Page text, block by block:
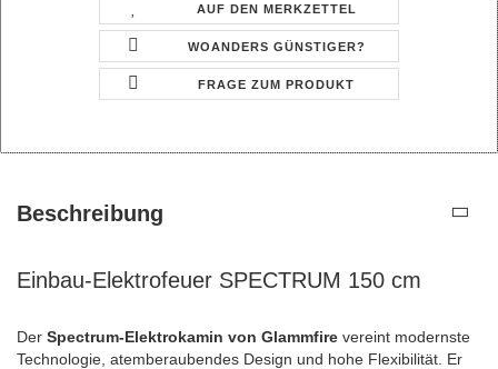
AUF DEN MERKZETTEL
WOANDERS GÜNSTIGER?
FRAGE ZUM PRODUKT
Beschreibung
Einbau-Elektrofeuer SPECTRUM 150 cm
Der Spectrum-Elektrokamin von Glammfire vereint modernste
Technologie, atemberaubendes Design und hohe Flexibilität. Er